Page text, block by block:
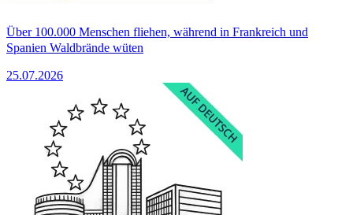
Über 100.000 Menschen fliehen, während in Frankreich und
Spanien Waldbrände wüten
25.07.2026